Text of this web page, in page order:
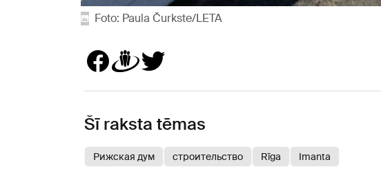
Foto: Paula Čurkste/LETA
Šī raksta tēmas
Рижская дум строительство Rīga Imanta